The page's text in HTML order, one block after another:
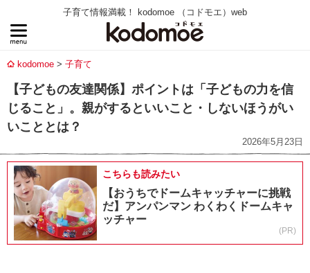
子育て情報満載！ kodomoe （コドモエ）web
kodomoe 子育て
【子どもの友達関係】ポイントは「子どもの力を信
じること」。親がするといいこと・しないほうがい
いこととは？
2026年5月23日
こちらも読みたい
【おうちでドームキャッチャーに挑戦
だ】アンパンマン わくわくドームキャ
ッチャー
(PR)